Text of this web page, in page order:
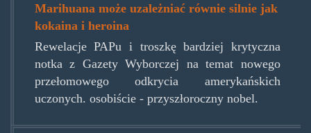
Marihuana może uzależniać równie silnie jak
kokaina i heroina
Rewelacje PAPu i troszkę bardziej krytyczna
notka z Gazety Wyborczej na temat nowego
przełomowego odkrycia amerykańskich
uczonych. osobiście - przyszłoroczny nobel.